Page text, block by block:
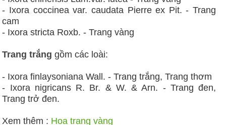
- Ixora coccinea var. caudata Pierre ex Pit. - Trang
cam
- Ixora stricta Roxb. - Trang vàng
Trang trắng gồm các loài:
- Ixora finlaysoniana Wall. - Trang trắng, Trang thơm
- Ixora nigricans R. Br. & W. & Arn. - Trang đen,
Trang trở đen.
Xem thêm : Hoa trang vàng